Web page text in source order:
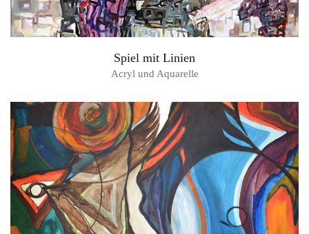
Spiel mit Linien
Acryl und Aquarelle